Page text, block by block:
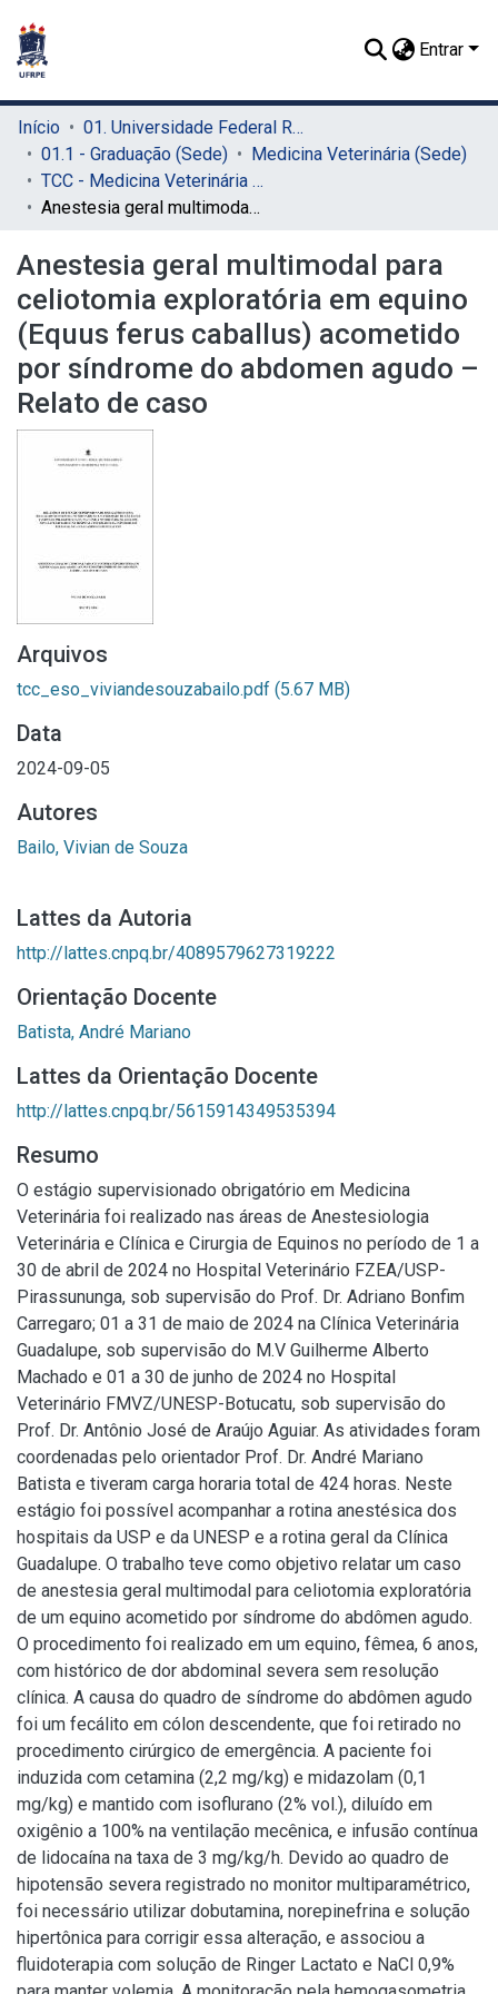
Entrar
Início
01. Universidade Federal Rural de Pernambuco - UFRPE (Sede)
01.1 - Graduação (Sede)
Medicina Veterinária (Sede)
TCC - Medicina Veterinária (Sede)
Anestesia geral multimodal para celiotomia exploratória em equino (Equus ferus caballus) acometido por síndrome do abdomen agudo – Relato de caso
Anestesia geral multimodal para
celiotomia exploratória em equino
(Equus ferus caballus) acometido
por síndrome do abdomen agudo –
Relato de caso
Arquivos
tcc_eso_viviandesouzabailo.pdf (5.67 MB)
Data
2024-09-05
Autores
Bailo, Vivian de Souza
Lattes da Autoria
http://lattes.cnpq.br/4089579627319222
Orientação Docente
Batista, André Mariano
Lattes da Orientação Docente
http://lattes.cnpq.br/5615914349535394
Resumo
O estágio supervisionado obrigatório em Medicina
Veterinária foi realizado nas áreas de Anestesiologia
Veterinária e Clínica e Cirurgia de Equinos no período de 1 a
30 de abril de 2024 no Hospital Veterinário FZEA/USP-
Pirassununga, sob supervisão do Prof. Dr. Adriano Bonfim
Carregaro; 01 a 31 de maio de 2024 na Clínica Veterinária
Guadalupe, sob supervisão do M.V Guilherme Alberto
Machado e 01 a 30 de junho de 2024 no Hospital
Veterinário FMVZ/UNESP-Botucatu, sob supervisão do
Prof. Dr. Antônio José de Araújo Aguiar. As atividades foram
coordenadas pelo orientador Prof. Dr. André Mariano
Batista e tiveram carga horaria total de 424 horas. Neste
estágio foi possível acompanhar a rotina anestésica dos
hospitais da USP e da UNESP e a rotina geral da Clínica
Guadalupe. O trabalho teve como objetivo relatar um caso
de anestesia geral multimodal para celiotomia exploratória
de um equino acometido por síndrome do abdômen agudo.
O procedimento foi realizado em um equino, fêmea, 6 anos,
com histórico de dor abdominal severa sem resolução
clínica. A causa do quadro de síndrome do abdômen agudo
foi um fecálito em cólon descendente, que foi retirado no
procedimento cirúrgico de emergência. A paciente foi
induzida com cetamina (2,2 mg/kg) e midazolam (0,1
mg/kg) e mantido com isoflurano (2% vol.), diluído em
oxigênio a 100% na ventilação mecênica, e infusão contínua
de lidocaína na taxa de 3 mg/kg/h. Devido ao quadro de
hipotensão severa registrado no monitor multiparamétrico,
foi necessário utilizar dobutamina, norepinefrina e solução
hipertônica para corrigir essa alteração, e associou a
fluidoterapia com solução de Ringer Lactato e NaCl 0,9%